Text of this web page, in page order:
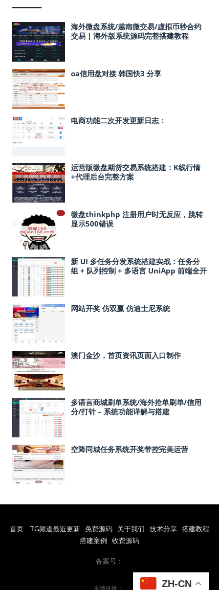
海外微盘系统/越南微交易/虚拟币秒合约
交易 | 海外版系统源码完整搭建教程
oa信用盘对接 韩国快3 分享
电商功能二次开发更新日志：
运营版微盘期货交易系统搭建：K线行情
+代理后台完整方案
微盘thinkphp 注册用户时无反应，跳转
显示500错误
新 UI 多任务分发系统搭建实战：任务分
组 + 队列控制 + 多语言 UniApp 前端全开
网站开奖 仿双赢 仿迪士尼系统
澳门金沙，首页资讯页面入口制作
多语言商城刷单系统/海外抢单刷单/信用
分/打针 – 系统功能详解与搭建
空降同城任务系统开奖带控完美运营
首页 TG频道最近更新 免费源码 关于我们 技术分享 搭建教程
搭建案例 收费源码
备案号：
友情链接： ZH-CN